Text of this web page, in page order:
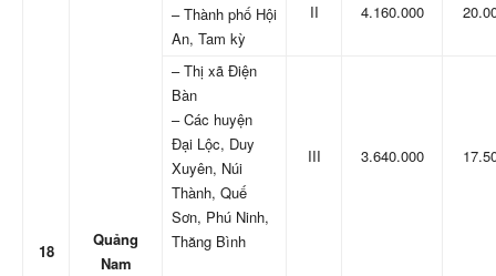
18
Quảng
Nam
– Thành phố Hội
An, Tam kỳ
II 4.160.000
– Thị xã Điện
Bàn
– Các huyện
Đại Lộc, Duy
Xuyên, Núi
Thành, Quế
Sơn, Phú Ninh,
Thăng Bình
III 3.640.000